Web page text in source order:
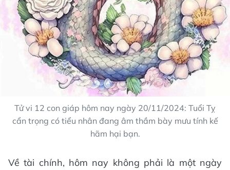
Tử vi 12 con giáp hôm nay ngày 20/11/2024: Tuổi Tỵ
cẩn trọng có tiểu nhân đang âm thầm bày mưu tính kế
hãm hại bạn.
Về tài chính, hôm nay không phải là một ngày